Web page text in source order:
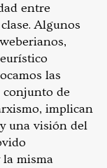
entre
Algunos
las
conjunto de
implican
una visión del
misma